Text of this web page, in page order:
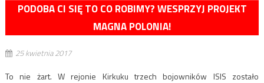
PODOBA CI SIĘ TO CO ROBIMY? WESPRZYJ PROJEKT
MAGNA POLONIA!
25 kwietnia 2017
To nie żart. W rejonie Kirkuku trzech bojowników ISIS zostało